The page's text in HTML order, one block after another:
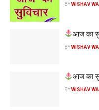
BYWISHAV
आज का
BYWISHAV
आज का
BYWISHAV